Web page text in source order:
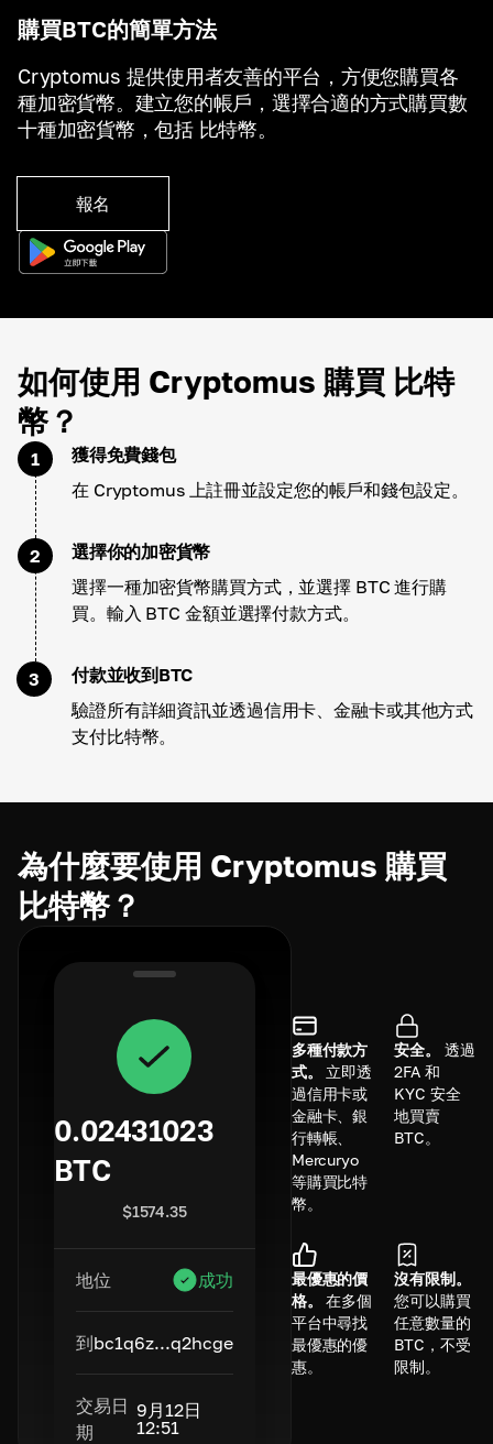
購買BTC的簡單方法
Cryptomus 提供使用者友善的平台，方便您購買各
種加密貨幣。建立您的帳戶，選擇合適的方式購買數
十種加密貨幣，包括 比特幣。
報名
如何使用 Cryptomus 購買 比特
幣？
1
獲得免費錢包
在 Cryptomus 上註冊並設定您的帳戶和錢包設定。
2
選擇你的加密貨幣
選擇一種加密貨幣購買方式，並選擇 BTC 進行購
買。輸入 BTC 金額並選擇付款方式。
3
付款並收到BTC
驗證所有詳細資訊並透過信用卡、金融卡或其他方式
支付比特幣。
為什麼要使用 Cryptomus 購買
比特幣？
0.02431023
BTC
$1574.35
地位 成功
到bc1q6z...q2hcge
交易日
期
9月12日
12:51
多種付款方
式。
立即透
過信用卡或
金融卡、銀
行轉帳、
Mercuryo
等購買比特
幣。
安全。
透過
2FA 和
KYC 安全
地買賣
BTC。
最優惠的價
格。
在多個
平台中尋找
最優惠的優
惠。
沒有限制。
您可以購買
任意數量的
BTC，不受
限制。